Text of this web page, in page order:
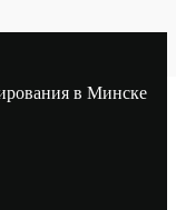
в Минске